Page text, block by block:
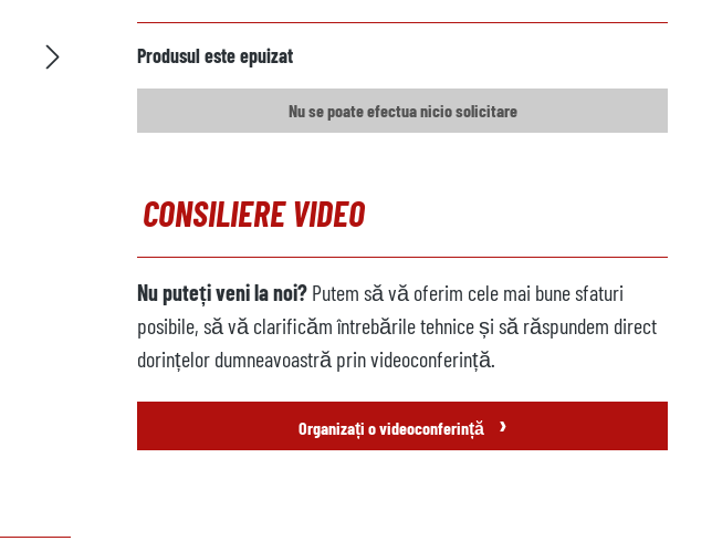
Produsul este epuizat
Nu se poate efectua nicio solicitare
CONSILIERE VIDEO
Nu puteți veni la noi? Putem să vă oferim cele mai bune sfaturi
posibile, să vă clarificăm întrebările tehnice și să răspundem direct
dorințelor dumneavoastră prin videoconferință.
Organizați o videoconferință ›